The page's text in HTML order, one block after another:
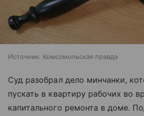
Источник: Комсомольская правда
Суд разобрал дело минчанки,
пускать в квартиру рабочих во
капитального ремонта в доме.